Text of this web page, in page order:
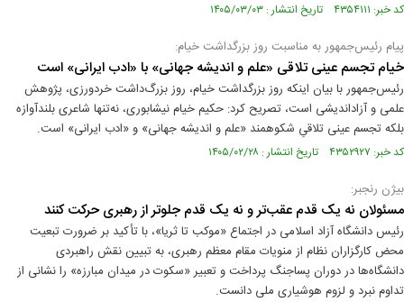
کد خبر: ۴۳۵۴۱۱۱ تاریخ انتشار : ۱۴۰۵/۰۳/۰۳
پیام رئیس‌جمهور به مناسبت روز بزرگداشت خیام:
خیام تجسم عینی تلاقی «علم و اندیشه جهانی» با «ادب ایرانی» است
رئیس‌جمهور با بیان اینکه روز بزرگداشت خیام، روز بزرگ‌داشت خردورزی، پژوهش
علمی و آزاداندیشی است، تصریح کرد: حکیم خیام نیشابوری، نه‌تنها شاعری بلندآوازه
بلکه تجسم عینی تلاقیِ شکوهمند «علم و اندیشه جهانی» و «ادب ایرانی» است.
کد خبر: ۴۳۵۲۹۲۷ تاریخ انتشار : ۱۴۰۵/۰۲/۲۸
بیژن رنجبر:
مسئولان نه یک قدم عقب‌تر و نه یک قدم جلوتر از رهبری حرکت کنند
رئیس دانشگاه آزاد اسلامی در اجتماع «موکب تا ثریا»، با تأکید بر ضرورت تبعیت
محض کارگزاران نظام از منویات مقام معظم رهبری، به تبیین نقش راهبردی
دانشگاه‌ها در دوران پساجنگ پرداخت و تعبیر «سکوت در میدان مبارزه» را نشانی از
تداوم نبرد و لزوم هوشیاری ملی دانست. ‌